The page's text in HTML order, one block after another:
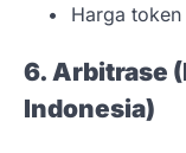
Harga
6. Arbitrase
Indonesia)